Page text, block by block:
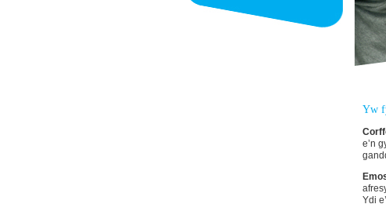
Yw
e’n
Ydi